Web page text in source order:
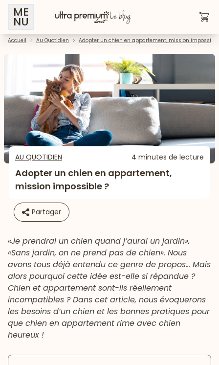
ME
NU
Accueil Au Quotidien Adopter un chien en appartement, mission impossible
AU QUOTIDIEN 4 minutes de lecture
Adopter un chien en appartement,
mission impossible ?
Partager
«Je prendrai un chien quand j’aurai un jardin»,
«Sans jardin, on ne prend pas de chien». Nous
avons tous déjà entendu ce genre de propos… Mais
alors pourquoi cette idée est-elle si répandue ?
Chien et appartement sont-ils réellement
incompatibles ? Dans cet article, nous évoquerons
les besoins d’un chien et les bonnes pratiques pour
que chien en appartement rime avec chien
heureux !